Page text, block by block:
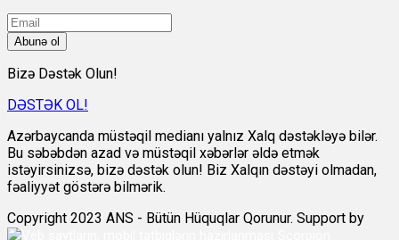
Abunə ol
Bizə Dəstək Olun!
DƏSTƏK OL!
Azərbaycanda müstəqil medianı yalnız Xalq dəstəkləyə bilər.
Bu səbəbdən azad və müstəqil xəbərlər əldə etmək
istəyirsinizsə, bizə dəstək olun! Biz Xalqın dəstəyi olmadan,
fəaliyyət göstərə bilmərik.
Copyright 2023 ANS - Bütün Hüquqlar Qorunur. Support by